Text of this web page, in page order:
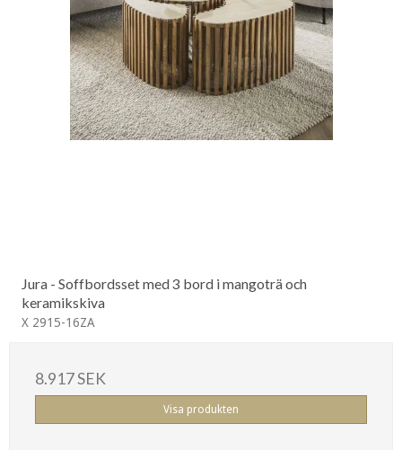
Jura - Soffbordsset med 3 bord i mangoträ och
keramikskiva
X 2915-16ZA
8.917 SEK
Visa produkten